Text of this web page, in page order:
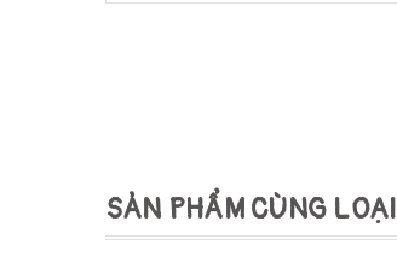
SẢN PHẨM CÙNG LOẠI